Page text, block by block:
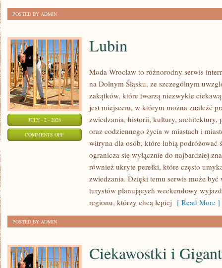
POSTED BY ADMIN
JULY - 2 - 2026
COMMENTS OFFON
Lubin
Moda Wrocław to różnorodny serwis
na Dolnym Śląsku, ze szczególnym
zakątków, które tworzą niezwykle
jest miejscem, w którym można znaleźć
zwiedzania, historii, kultury, architektury,
oraz codziennego życia w miastach i
witryna dla osób, które lubią podróżować
ogranicza się wyłącznie do najbardziej
również ukryte perełki, które często
zwiedzania. Dzięki temu serwis może
turystów planujących weekendowy
regionu, którzy chcą lepiej [ Read More ]
POSTED BY ADMIN
Ciekawostki i